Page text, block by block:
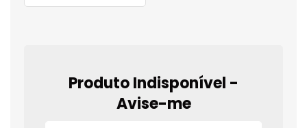
Produto Indisponível -
Avise-me